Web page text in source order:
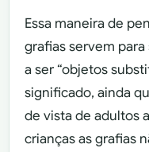
Essa maneira de
grafias servem
a ser “objetos
significado, ainda
de vista de adultos
crianças as grafias